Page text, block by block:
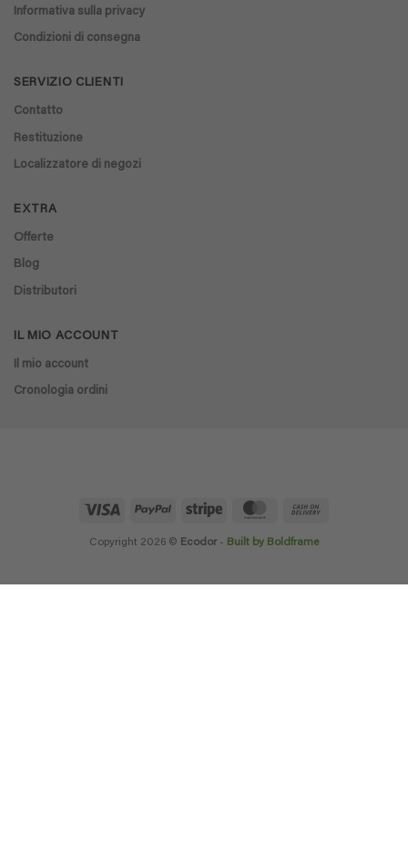
Informativa sulla privacy
Condizioni di consegna
SERVIZIO CLIENTI
Contatto
Restituzione
Localizzatore di negozi
EXTRA
Offerte
Blog
Distributori
IL MIO ACCOUNT
Il mio account
Cronologia ordini
Visa PayPal Stripe MasterCard
Copyright 2026 © Ecodor- Built by Boldframe